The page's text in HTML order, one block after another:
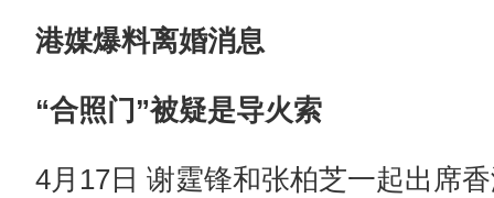
港媒爆料离婚消息
“合照门”被疑是导火索
4月17日 谢霆锋和张柏芝一起出席